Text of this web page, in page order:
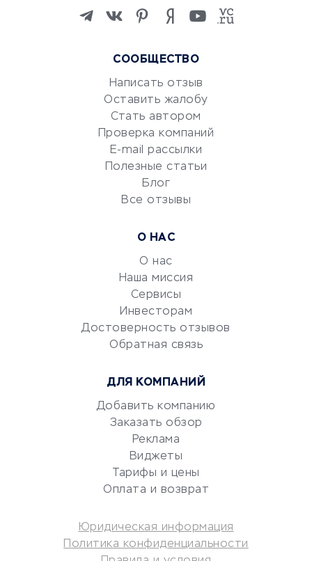
Изучение иностранных
Маркетинг и продажи
Репетиторство
Красота и здоровье
Сервисы по поиску работы
Сетевой маркетинг
УСЛУГИ ДЛЯ БИЗНЕСА
документооборот
Юридические компании
Аудиторские компании
Бухгалтерия онлайн
Потребительские кредиты
СООБЩЕСТВО
Написать отзыв
Оставить жалобу
Стать автором
Проверка компаний
E-mail рассылки
Полезные статьи
Блог
Все отзывы
О НАС
О нас
Наша миссия
Сервисы
Инвесторам
Достоверность отзывов
Обратная связь
ДЛЯ КОМПАНИЙ
Добавить компанию
Заказать обзор
Реклама
Виджеты
Тарифы и цены
Оплата и возврат
Юридическая информация
Политика конфиденциальности